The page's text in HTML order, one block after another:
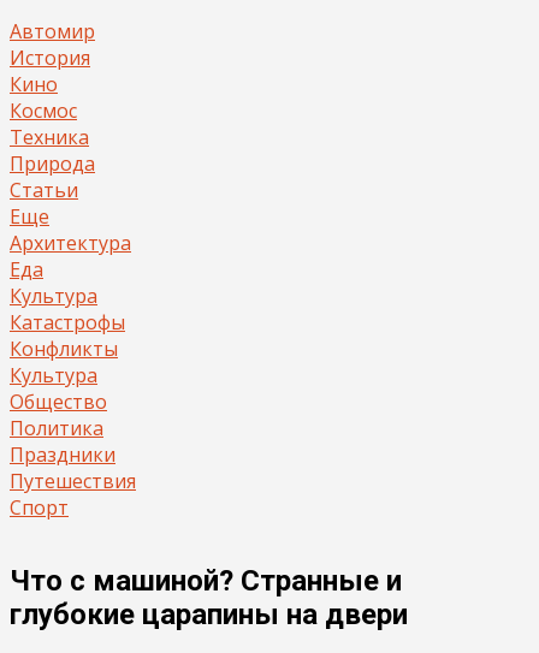
Автомир
История
Кино
Космос
Техника
Природа
Статьи
Еще
Архитектура
Еда
Культура
Катастрофы
Конфликты
Культура
Общество
Политика
Праздники
Путешествия
Спорт
Что с машиной? Странные и
глубокие царапины на двери